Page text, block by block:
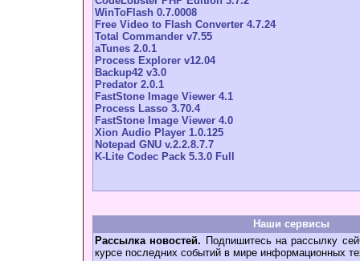
WinToFlash 0.7.0008
Free Video to Flash Converter 4.7.24
Total Commander v7.55
aTunes 2.0.1
Process Explorer v12.04
Backup42 v3.0
Predator 2.0.1
FastStone Image Viewer 4.1
Process Lasso 3.70.4
FastStone Image Viewer 4.0
Xion Audio Player 1.0.125
Notepad GNU v.2.2.8.7.7
K-Lite Codec Pack 5.3.0 Full
Наши сервисы
Рассылка новостей. Подпишитесь на рассылку
курсе последних событий в мире информационных